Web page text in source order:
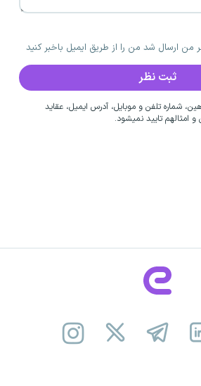
من ارسال شد من را از طریق ایمیل باخبر کنید
شماره تلفن و موبایل، آدرس ایمیل، عقاید
امثالهم تایید نمیشود.